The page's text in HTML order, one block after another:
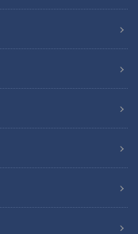
不能γ ワクチンの影」
で1位に！